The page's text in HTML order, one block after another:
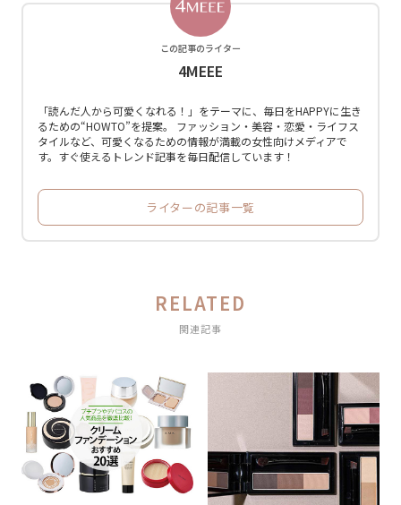
この記事のライター
4MEEE
「読んだ人から可愛くなれる！」をテーマに、毎日をHAPPYに生き
るための“HOWTO”を提案。 ファッション・美容・恋愛・ライフス
タイルなど、可愛くなるための情報が満載の女性向けメディアで
す。すぐ使えるトレンド記事を毎日配信しています！
ライターの記事一覧
RELATED
関連記事